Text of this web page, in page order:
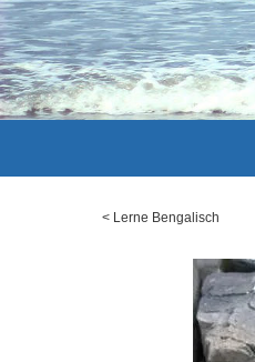
< Lerne Bengalisch